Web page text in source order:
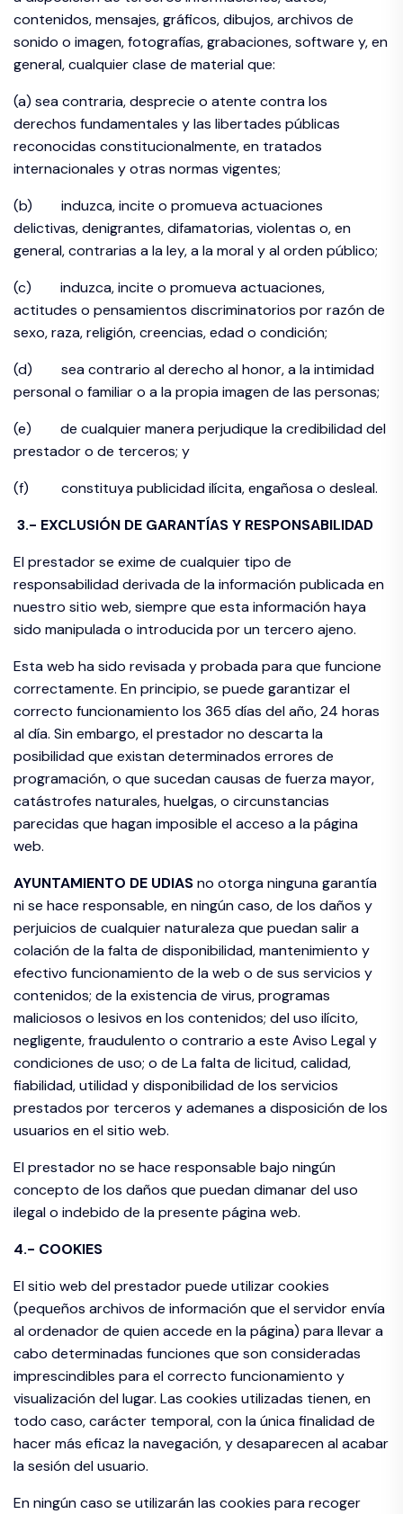
contenidos, mensajes, gráficos, dibujos, archivos de
sonido o imagen, fotografías, grabaciones, software y, en
general, cualquier clase de material que:
(a) sea contraria, desprecie o atente contra los
derechos fundamentales y las libertades públicas
reconocidas constitucionalmente, en tratados
internacionales y otras normas vigentes;
(b) induzca, incite o promueva actuaciones
delictivas, denigrantes, difamatorias, violentas o, en
general, contrarias a la ley, a la moral y al orden público;
(c) induzca, incite o promueva actuaciones,
actitudes o pensamientos discriminatorios por razón de
sexo, raza, religión, creencias, edad o condición;
(d) sea contrario al derecho al honor, a la intimidad
personal o familiar o a la propia imagen de las personas;
(e) de cualquier manera perjudique la credibilidad del
prestador o de terceros; y
(f) constituya publicidad ilícita, engañosa o desleal.
3.- EXCLUSIÓN DE GARANTÍAS Y RESPONSABILIDAD
El prestador se exime de cualquier tipo de
responsabilidad derivada de la información publicada en
nuestro sitio web, siempre que esta información haya
sido manipulada o introducida por un tercero ajeno.
Esta web ha sido revisada y probada para que funcione
correctamente. En principio, se puede garantizar el
correcto funcionamiento los 365 días del año, 24 horas
al día. Sin embargo, el prestador no descarta la
posibilidad que existan determinados errores de
programación, o que sucedan causas de fuerza mayor,
catástrofes naturales, huelgas, o circunstancias
parecidas que hagan imposible el acceso a la página
web.
AYUNTAMIENTO DE UDIASno otorga ninguna garantía
ni se hace responsable, en ningún caso, de los daños y
perjuicios de cualquier naturaleza que puedan salir a
colación de la falta de disponibilidad, mantenimiento y
efectivo funcionamiento de la web o de sus servicios y
contenidos; de la existencia de virus, programas
maliciosos o lesivos en los contenidos; del uso ilícito,
negligente, fraudulento o contrario a este Aviso Legal y
condiciones de uso; o de La falta de licitud, calidad,
fiabilidad, utilidad y disponibilidad de los servicios
prestados por terceros y ademanes a disposición de los
usuarios en el sitio web.
El prestador no se hace responsable bajo ningún
concepto de los daños que puedan dimanar del uso
ilegal o indebido de la presente página web.
4.- COOKIES
El sitio web del prestador puede utilizar cookies
(pequeños archivos de información que el servidor envía
al ordenador de quien accede en la página) para llevar a
cabo determinadas funciones que son consideradas
imprescindibles para el correcto funcionamiento y
visualización del lugar. Las cookies utilizadas tienen, en
todo caso, carácter temporal, con la única finalidad de
hacer más eficaz la navegación, y desaparecen al acabar
la sesión del usuario.
En ningún caso se utilizarán las cookies para recoger